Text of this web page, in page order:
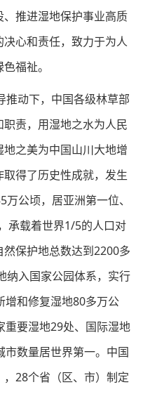
推进湿地保护事业高质
心和责任，致力于为人
福祉。
推动下，中国各级林草部
责，用湿地之水为人民
之美为中国山川大地增
得了历史性成就，发生
公顷，居亚洲第一位、
承载着世界1/5的人口对
保护地总数达到2200多
纳入国家公园体系，实行
增和修复湿地80多万公
重要湿地29处、国际湿地
数量居世界第一。中国
28个省（区、市）制定